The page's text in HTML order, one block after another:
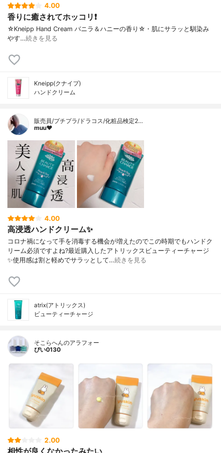
4.00
香りに癒されてホッコリ❗
☆Kneipp Hand Cream バニラ＆ハニーの香り☆・肌にサラッと馴染み
やす…続きを見る
Kneipp(クナイプ)
ハンドクリーム
販売員/プチプラ/ドラコス/化粧品検定2…
muu❤︎
4.00
高浸透ハンドクリーム✨
コロナ禍になって手を消毒する機会が増えたのでこの時期でもハンドク
リーム必須ですよね?最近購入したアトリックスビューティーチャージ
✨使用感は割と軽めでサラッとして…続きを見る
atrix(アトリックス)
ビューティーチャージ
そこらへんのアラフォー
ぴい0130
2.00
相性が良くなかったみたい